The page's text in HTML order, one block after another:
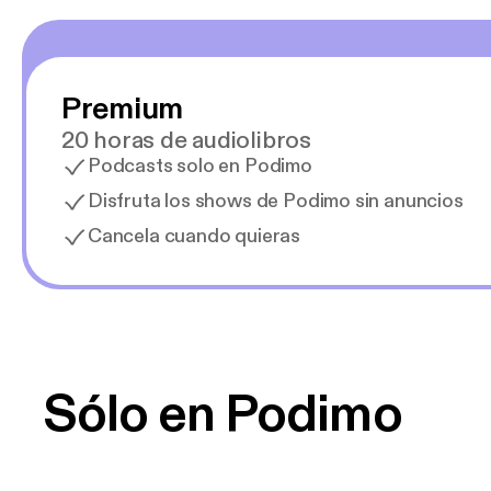
Premium
20 horas de audiolibros
Podcasts solo en Podimo
Disfruta los shows de Podimo sin anuncios
Cancela cuando quieras
Sólo en Podimo